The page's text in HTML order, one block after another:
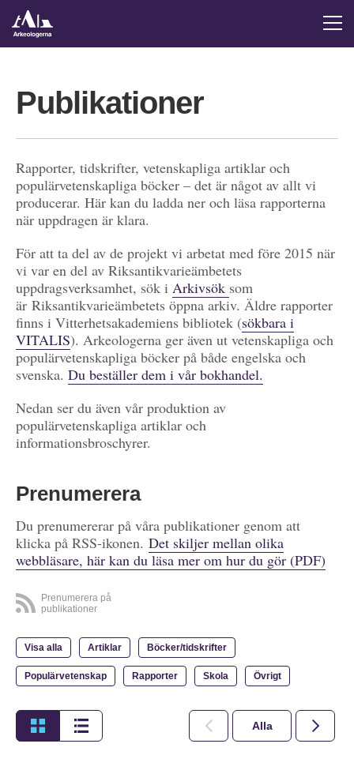
Publikationer
Rapporter, tidskrifter, vetenskapliga artiklar och
populärvetenskapliga böcker – det är något av allt vi
producerar. Här kan du ladda ner och läsa rapporterna
när uppdragen är klara.
För att ta del av de projekt vi arbetat med före 2015 när
vi var en del av Riksantikvarieämbetets
uppdragsverksamhet, sök i Arkivsök som
är Riksantikvarieämbetets öppna arkiv. Äldre rapporter
finns i Vitterhetsakademiens bibliotek (sökbara i
VITALIS). Arkeologerna ger även ut vetenskapliga och
populärvetenskapliga böcker på både engelska och
svenska. Du beställer dem i vår bokhandel.
Nedan ser du även vår produktion av
populärvetenskapliga artiklar och
informationsbroschyrer.
Prenumerera
Du prenumererar på våra publikationer genom att
klicka på RSS-ikonen. Det skiljer mellan olika
webbläsare, här kan du läsa mer om hur du gör (PDF)
Prenumerera på
publikationer
Visa alla Artiklar Böcker/tidskrifter
Populärvetenskap Rapporter Skola Övrigt
Alla 2026